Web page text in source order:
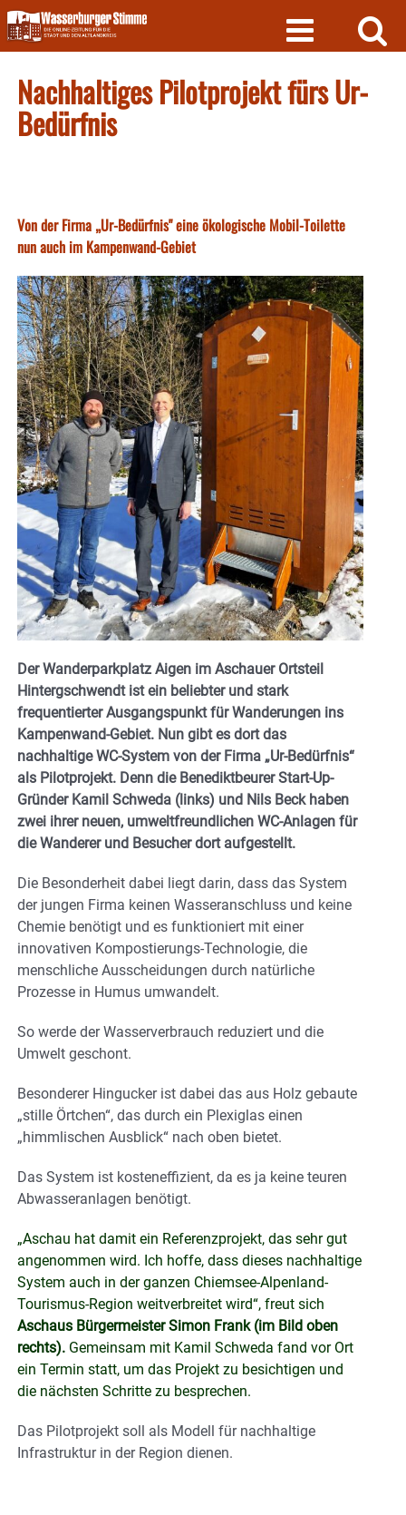
Skip
to
content
Nachhaltiges Pilotprojekt fürs Ur-
Bedürfnis
Von der Firma „Ur-Bedürfnis" eine ökologische Mobil-Toilette
nun auch im Kampenwand-Gebiet
Der Wanderparkplatz Aigen im Aschauer Ortsteil
Hintergschwendt ist ein beliebter und stark
frequentierter Ausgangspunkt für Wanderungen ins
Kampenwand-Gebiet. Nun gibt es dort das
nachhaltige WC-System von der Firma „Ur-Bedürfnis“
als Pilotprojekt. Denn die Benediktbeurer Start-Up-
Gründer Kamil Schweda (links) und Nils Beck haben
zwei ihrer neuen, umweltfreundlichen WC-Anlagen für
die Wanderer und Besucher dort aufgestellt.
Die Besonderheit dabei liegt darin, dass das System
der jungen Firma keinen Wasseranschluss und keine
Chemie benötigt und es funktioniert mit einer
innovativen Kompostierungs-Technologie, die
menschliche Ausscheidungen durch natürliche
Prozesse in Humus umwandelt.
So werde der Wasserverbrauch reduziert und die
Umwelt geschont.
Besonderer Hingucker ist dabei das aus Holz gebaute
„stille Örtchen“, das durch ein Plexiglas einen
„himmlischen Ausblick“ nach oben bietet.
Das System ist kosteneffizient, da es ja keine teuren
Abwasseranlagen benötigt.
„Aschau hat damit ein Referenzprojekt, das sehr gut
angenommen wird. Ich hoffe, dass dieses nachhaltige
System auch in der ganzen Chiemsee-Alpenland-
Tourismus-Region weitverbreitet wird“, freut sich
Aschaus Bürgermeister Simon Frank (im Bild oben
rechts). Gemeinsam mit Kamil Schweda fand vor Ort
ein Termin statt, um das Projekt zu besichtigen und
die nächsten Schritte zu besprechen.
Das Pilotprojekt soll als Modell für nachhaltige
Infrastruktur in der Region dienen.